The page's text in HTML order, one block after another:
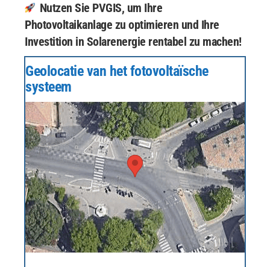
Nutzen Sie PVGIS, um Ihre
Photovoltaikanlage zu optimieren und Ihre
Investition in Solarenergie rentabel zu machen!
Geolocatie van het fotovoltaïsche
systeem